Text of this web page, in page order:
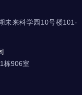
未来科学园10号楼101-
栋906室